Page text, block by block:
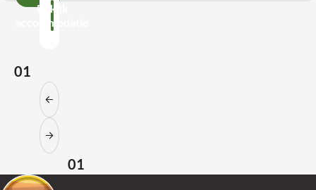
Bekijk
accommodatie
01
Vorige slide
Volgende slide
01
Terug naar de startpagina